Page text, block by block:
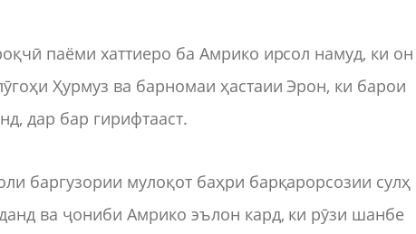
паёми хаттиеро ба Амрико ирсол намуд, ки он
Ҳурмуз ва барномаи ҳастаии Эрон, ки барои
дар бар гирифтааст.
баргузории мулоқот баҳри барқарорсозии сулҳ
ва ҷониби Амрико эълон кард, ки рӯзи шанбе